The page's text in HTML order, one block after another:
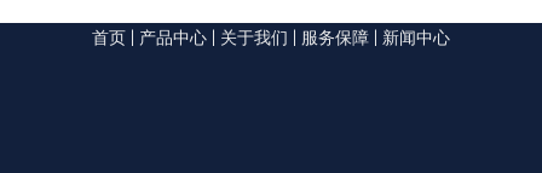
首页 产品中心 关于我们 服务保障 新闻中心